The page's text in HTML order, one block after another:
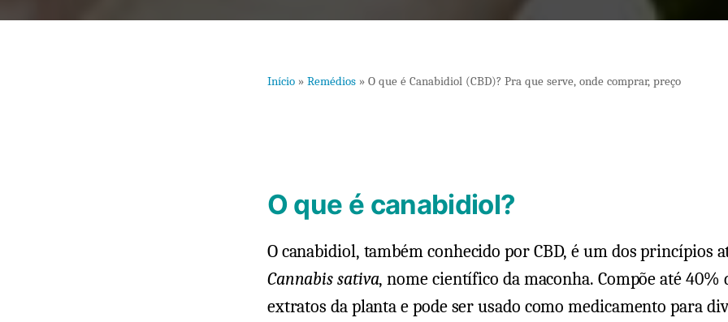
Início» Remédios» O que é Canabidiol (CBD)? Pra que serve, onde comprar, preço
O que é canabidiol?
O canabidiol, também conhecido por CBD, é um dos princípios
Cannabis sativa, nome científico da maconha. Compõe até 40%
extratos da planta e pode ser usado como medicamento para